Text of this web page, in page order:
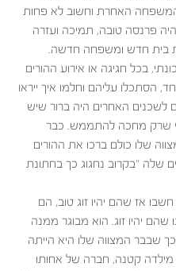
האחרת וחשוב לא פחות
פרנסה טובה, תמיכה ועזרה
בית חדש ומשפחה חדשה.
בכל חגיגה או אירוע ההורים
הסתכלו עליהם וחלמו איך ייראו
לשכנים האחרים היה ברור שיש
שרק מחכה להתממש. כבר
שלו כולם ברכו את ההורים
שלה "בקרוב נחגוג כך בחתונת
אז שהם יהיו זוג טוב, הם
יהיו זוג. הוא מבוגר ממנה
שבבר המצווה שלו היא הייתה
מילדה קטנה, חברה של אחותו